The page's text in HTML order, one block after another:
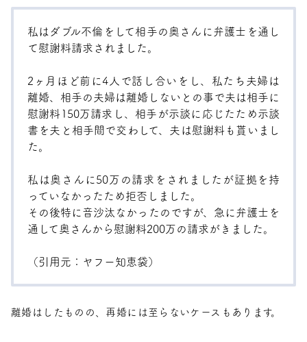
私はダブル不倫をして相手の奥さんに弁護士を通し
て慰謝料請求されました。
2ヶ月ほど前に4人で話し合いをし、私たち夫婦は
離婚、相手の夫婦は離婚しないとの事で夫は相手に
慰謝料150万請求し、相手が示談に応じたため示談
書を夫と相手間で交わして、夫は慰謝料も貰いまし
た。
私は奥さんに50万の請求をされましたが証拠を持
っていなかったため拒否しました。
その後特に音沙汰なかったのですが、急に弁護士を
通して奥さんから慰謝料200万の請求がきました。
（引用元： ヤフー知恵袋）
離婚はしたものの、再婚には至らないケースもあります。